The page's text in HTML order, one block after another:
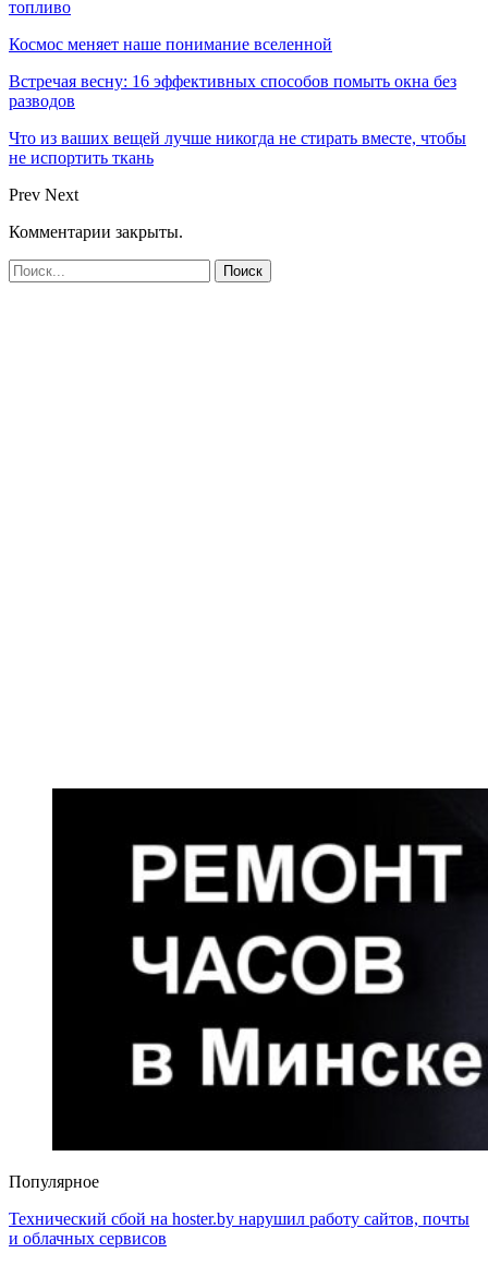
топливо
Космос меняет наше понимание вселенной
Встречая весну: 16 эффективных способов помыть окна без
разводов
Что из ваших вещей лучше никогда не стирать вместе, чтобы
не испортить ткань
Prev Next
Комментарии закрыты.
Популярное
Технический сбой на hoster.by нарушил работу сайтов, почты
и облачных сервисов